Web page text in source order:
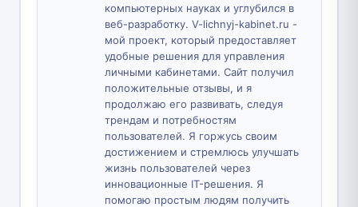
компьютерных науках и углубился в
веб-разработку. V-lichnyj-kabinet.ru -
мой проект, который предоставляет
удобные решения для управления
личными кабинетами. Сайт получил
положительные отзывы, и я
продолжаю его развивать, следуя
трендам и потребностям
пользователей. Я горжусь своим
достижением и стремлюсь улучшать
жизнь пользователей через
инновационные IT-решения. Я
помогаю простым людям получить